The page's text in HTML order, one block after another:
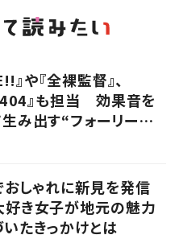
』や『全裸監督』、
』も担当 効果音を
み出す“フォーリーア
おしゃれに新見を発信
好き女子が地元の魅力
たきっかけとは